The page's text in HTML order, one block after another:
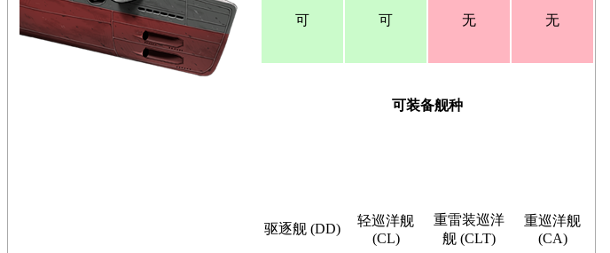
可 可 无 无
可装备舰种
驱逐舰 (DD)
轻巡洋舰
(CL)
重雷装巡洋
舰 (CLT)
重巡洋舰
(CA)